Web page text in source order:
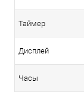
Таймер
Дисплей
Часы